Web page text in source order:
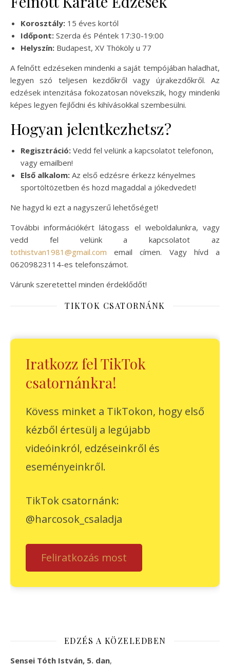
Korosztály: 15 éves kortól
Időpont: Szerda és Péntek 17:30-19:00
Helyszín: Budapest, XV Thököly u 77
A felnőtt edzéseken mindenki a saját tempójában haladhat,
legyen szó teljesen kezdőkről vagy újrakezdőkről. Az
edzések intenzitása fokozatosan növekszik, hogy mindenki
képes legyen fejlődni és kihívásokkal szembesülni.
Hogyan jelentkezhetsz?
Regisztráció: Vedd fel velünk a kapcsolatot telefonon,
vagy emailben!
Első alkalom: Az első edzésre érkezz kényelmes
sportöltözetben és hozd magaddal a jókedvedet!
Ne hagyd ki ezt a nagyszerű lehetőséget!
További információkért látogass el weboldalunkra, vagy
vedd fel velünk a kapcsolatot az
tothistvan1981@gmail.com email címen. Vagy hívd a
06209823114-es telefonszámot.
Várunk szeretettel minden érdeklődőt!
TIKTOK CSATORNÁNK
Iratkozz fel TikTok
csatornánkra!
Kövess minket a TikTokon, hogy első
kézből értesülj a legújabb
videóinkról, edzéseinkről és
eseményeinkről.
TikTok csatornánk:
@harcosok_csaladja
Feliratkozás most
EDZÉS A KÖZELEDBEN
Sensei Tóth István, 5. dan,